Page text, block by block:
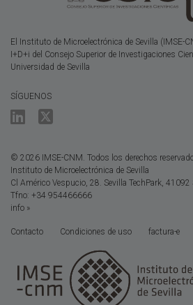
El Instituto de Microelectrónica de Sevilla (IMSE-
I+D+i del Consejo Superior de Investigaciones
Universidad de Sevilla
SÍGUENOS
© 2026 IMSE-CNM. Todos los derechos
Instituto de Microelectrónica de Sevilla
Cl Américo Vespucio, 28. Sevilla TechPark, 41092
Tfno: +34 954466666
info »
Contacto Condiciones de uso factura-e